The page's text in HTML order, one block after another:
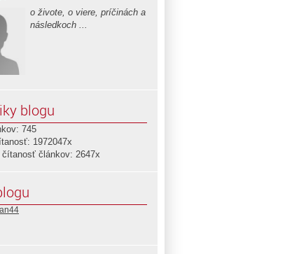
o živote, o viere, príčinách a
následkoch ...
blogu
745
1972047x
čítanosť článkov: 2647x